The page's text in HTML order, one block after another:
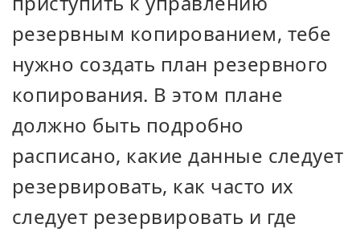
резервным копированием, тебе
нужно создать план резервного
копирования. В этом плане
должно быть подробно
расписано, какие данные следует
резервировать, как часто их
следует резервировать и где